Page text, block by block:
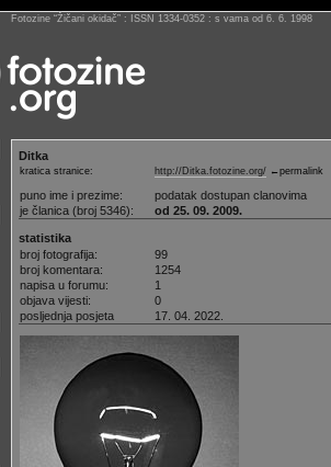
Fotozine “Žičani okidač” : ISSN 1334-0352 : s vama od 6. 6. 1998
Ditka
kratica stranice: http://Ditka.fotozine.org/ ←permalink
puno ime i prezime:
podatak dostupan clanovima
je članica (broj 5346):
od 25. 09. 2009.
statistika
broj fotografija:
99
broj komentara:
1254
napisa u forumu:
1
objava vijesti:
0
posljednja posjeta
17. 04. 2022.